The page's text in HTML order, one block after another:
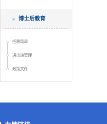
博士后教育
招聘简章
进出站管理
政策文件